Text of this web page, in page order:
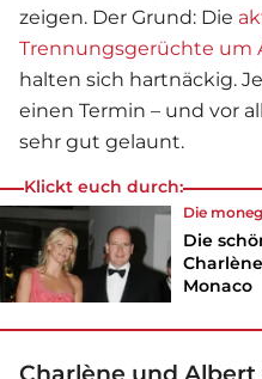
zeigen. Der Grund: Die
Trennungsgerüchte um
halten sich hartnäckig.
einen Termin – und vor
sehr gut gelaunt.
Klickt euch durch:
Die
Die
Monaco
Charlène und